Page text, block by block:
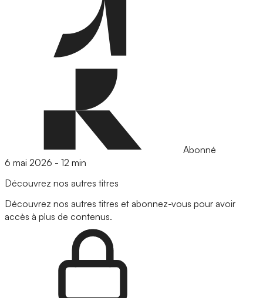
Abonné
6 mai 2026 - 12 min
Découvrez nos autres titres
Découvrez nos autres titres et abonnez-vous pour avoir
accès à plus de contenus.